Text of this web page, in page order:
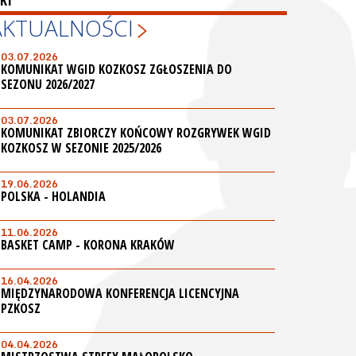
03.07.2026
KOMUNIKAT WGID KOZKOSZ ZGŁOSZENIA DO
SEZONU 2026/2027
03.07.2026
KOMUNIKAT ZBIORCZY KOŃCOWY ROZGRYWEK WGID
KOZKOSZ W SEZONIE 2025/2026
19.06.2026
POLSKA - HOLANDIA
11.06.2026
BASKET CAMP - KORONA KRAKÓW
16.04.2026
MIĘDZYNARODOWA KONFERENCJA LICENCYJNA
PZKOSZ
04.04.2026